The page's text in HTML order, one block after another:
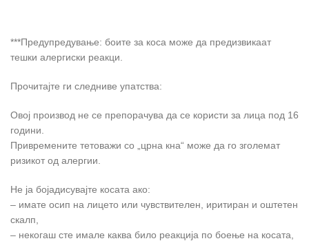
***Предупредување: боите за коса може да предизвикаат
тешки алергиски реакци.
Прочитајте ги следниве упатства:
Овој производ не се препорачува да се користи за лица под 16
години.
Привремените тетоважи со „црна кна“ може да го зголемат
ризикот од алергии.
Не ја бојадисувајте косата ако:
– имате осип на лицето или чувствителен, иритиран и оштетен
скалп,
– некогаш сте имале каква било реакција по боење на косата,